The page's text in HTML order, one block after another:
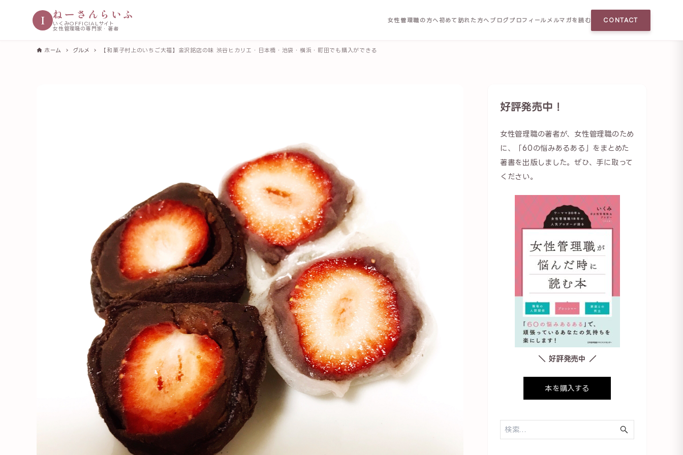
I ねーさんらいふ
いくみOFFICIALサイト
女性管理職の専門家・著者
女性管理職の方へ初めて訪れた方へ ブログ プロフィール メルマガを読む CONTACT
ホーム グルメ 【和菓子村上のいちご大福】金沢銘店の味 渋谷ヒカリエ・日本橋・池袋・横浜・町田でも購入ができる
好評発売中！
女性管理職の著者が、女性管理職のため
に、「60の悩みあるある」をまとめた
著書を出版しました。ぜひ、手に取って
ください。
＼ 好評発売中 ／
本を購入する